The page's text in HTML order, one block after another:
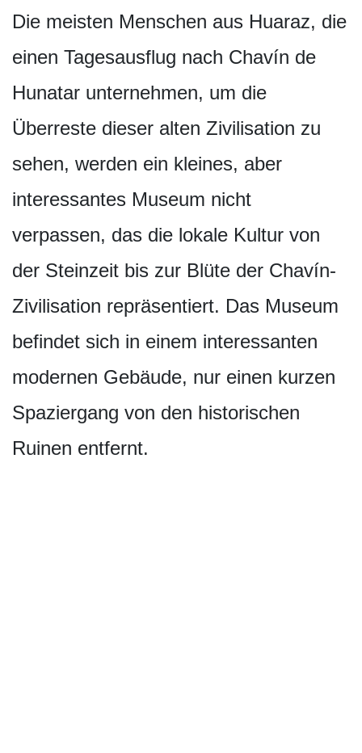
Die meisten Menschen aus Huaraz, die
einen Tagesausflug nach Chavín de
Hunatar unternehmen, um die
Überreste dieser alten Zivilisation zu
sehen, werden ein kleines, aber
interessantes Museum nicht
verpassen, das die lokale Kultur von
der Steinzeit bis zur Blüte der Chavín-
Zivilisation repräsentiert. Das Museum
befindet sich in einem interessanten
modernen Gebäude, nur einen kurzen
Spaziergang von den historischen
Ruinen entfernt.